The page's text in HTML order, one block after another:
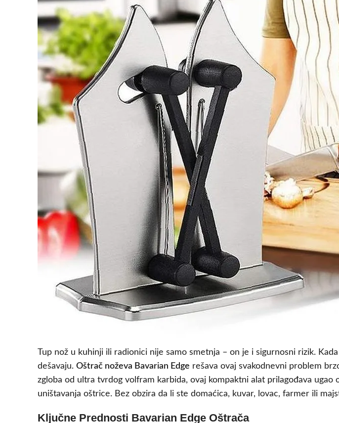
Tup nož u kuhinji ili radionici nije samo smetnja – on je i sigurnosni rizik.
dešavaju. Oštrač noževa Bavarian Edge rešava ovaj svakodnevni problem
zgloba od ultra tvrdog volfram karbida, ovaj kompaktni alat prilagođava
uništavanja oštrice. Bez obzira da li ste domaćica, kuvar, lovac, farmer ili
Ključne Prednosti Bavarian Edge Oštrača